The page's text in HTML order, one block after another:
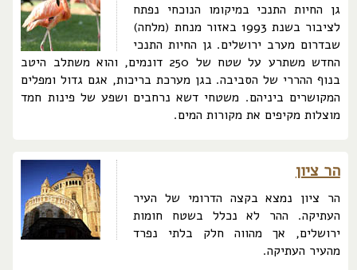
גן החיות התנכי במיקומו הנוכחי נפתח
לציבור בשנת 1993 באזור מנחת (מלחה)
שבדרום מערב ירושלים. גן החיות התנכי
החדש משתרע על שטח של 250 דונמים, והוא משתלב היטב
בנוף ההררי של הסביבה. בגן מערכת בריכות, אגם גדול ומפלים
המקושרים ביניהם. משטחי דשא נרחבים ושפע של פינות חמד
מוצלות מקיפים את מקורות המים.
הר ציון
הר ציון נמצא בקצה הדרומי של העיר
העתיקה. ההר לא נכלל בשטח חומות
ירושלים, אך מהווה חלק בלתי נפרד
מהעיר העתיקה.